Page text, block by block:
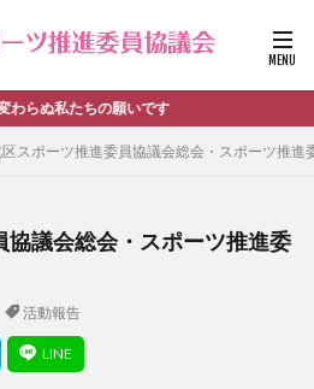
願いです
スポーツ推進委員協議会総会・スポーツ推進
協議会総会・スポーツ推進委
活動報告
流行
past
schedule
ワークショップ
のお知らせ